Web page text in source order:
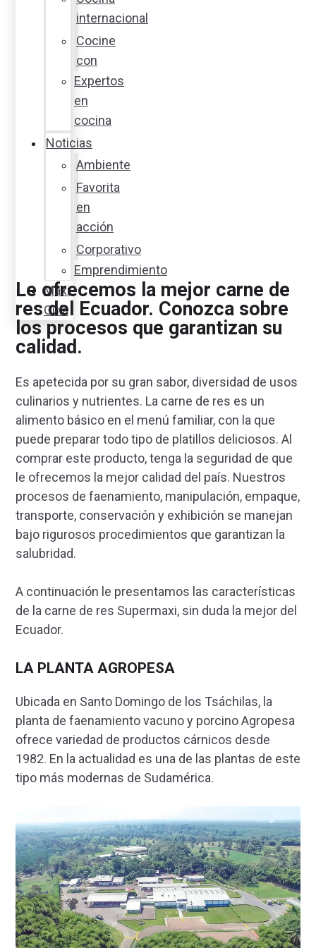
internacional
Cocine
con
Expertos
en
cocina
Noticias
Ambiente
Favorita
en
acción
Corporativo
Emprendimiento
Maxi
Guía
Le ofrecemos la mejor carne de
res del Ecuador. Conozca sobre
los procesos que garantizan su
calidad.
Es apetecida por su gran sabor, diversidad de usos
culinarios y nutrientes. La carne de res es un
alimento básico en el menú familiar, con la que
puede preparar todo tipo de platillos deliciosos. Al
comprar este producto, tenga la seguridad de que
le ofrecemos la mejor calidad del país. Nuestros
procesos de faenamiento, manipulación, empaque,
transporte, conservación y exhibición se manejan
bajo rigurosos procedimientos que garantizan la
salubridad.
A continuación le presentamos las características
de la carne de res Supermaxi, sin duda la mejor del
Ecuador.
LA PLANTA AGROPESA
Ubicada en Santo Domingo de los Tsáchilas, la
planta de faenamiento vacuno y porcino Agropesa
ofrece variedad de productos cárnicos desde
1982. En la actualidad es una de las plantas de este
tipo más modernas de Sudamérica.